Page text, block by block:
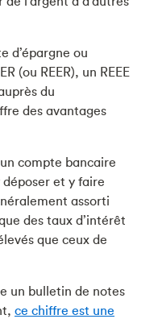
d’épargne ou
(ou REER), un REEE
du
des avantages
compte bancaire
déposer et y faire
assorti
des taux d’intérêt
que ceux de
un bulletin de notes
ce chiffre est une